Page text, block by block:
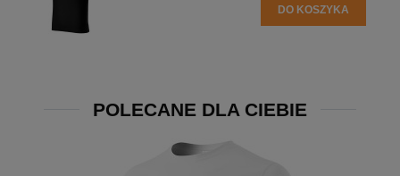
DO KOSZYKA
POLECANE DLA CIEBIE